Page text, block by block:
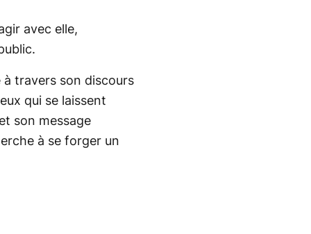
avec elle,
travers son discours
qui se laissent
son message
à se forger un